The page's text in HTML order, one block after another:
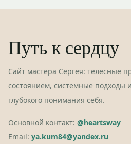
Путь к сердцу
Сайт мастера Сергея: телесные
состоянием, системные подходы
глубокого понимания себя.
Основной контакт: @heartsway
Email: ya.kum84@yandex.ru